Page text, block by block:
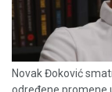
Novak Đoković